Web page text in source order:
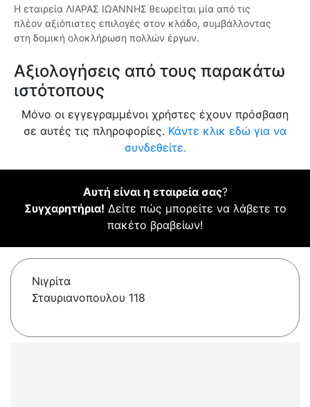
Η εταιρεία ΛΙΑΡΑΣ ΙΩΑΝΝΗΣ θεωρείται μία από τις
πλέον αξιόπιστες επιλογές στον κλάδο, συμβάλλοντας
στη δομική ολοκλήρωση πολλών έργων.
Αξιολογήσεις από τους παρακάτω
ιστότοπους
Μόνο οι εγγεγραμμένοι χρήστες έχουν πρόσβαση
σε αυτές τις πληροφορίες. Κάντε κλικ εδώ για να
συνδεθείτε.
Αυτή είναι η εταιρεία σας?
Συγχαρητήρια! Δείτε πώς μπορείτε να λάβετε το
πακέτο βραβείων!
Νιγρίτα
Σταυριανοπουλου 118